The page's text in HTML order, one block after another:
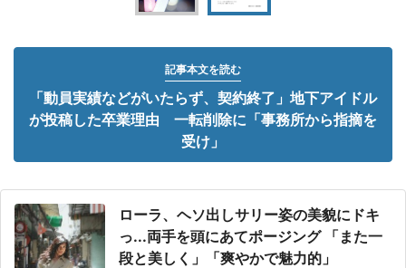
記事本文を読む
「動員実績などがいたらず、契約終了」地下アイドル
が投稿した卒業理由 一転削除に「事務所から指摘を
受け」
ローラ、ヘソ出しサリー姿の美貌にドキ
っ...両手を頭にあてポージング 「また一
段と美しく」「爽やかで魅力的」